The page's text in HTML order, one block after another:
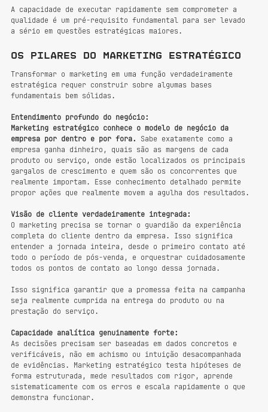
A capacidade de executar rapidamente sem comprometer a
qualidade é um pré-requisito fundamental para ser levado
a sério em questões estratégicas maiores.
Os pilares do marketing estratégico
Transformar o marketing em uma função verdadeiramente
estratégica requer construir sobre algumas bases
fundamentais bem sólidas.
Entendimento profundo do negócio:
Marketing estratégico conhece o modelo de negócio da
empresa por dentro e por fora.
Sabe exatamente como a
empresa ganha dinheiro, quais são as margens de cada
produto ou serviço, onde estão localizados os principais
gargalos de crescimento e quem são os concorrentes que
realmente importam. Esse conhecimento detalhado permite
propor ações que realmente movem a agulha dos resultados.
Visão de cliente verdadeiramente integrada:
O marketing precisa se tornar o guardião da experiência
completa do cliente dentro da empresa. Isso significa
entender a jornada inteira, desde o primeiro contato até
todo o período de pós-venda, e orquestrar cuidadosamente
todos os pontos de contato ao longo dessa jornada.
Isso significa garantir que a promessa feita na campanha
seja realmente cumprida na entrega do produto ou na
prestação do serviço.
Capacidade analítica genuinamente forte:
As decisões precisam ser baseadas em dados concretos e
verificáveis, não em achismo ou intuição desacompanhada
de evidências. Marketing estratégico testa hipóteses de
forma estruturada, mede resultados com rigor, aprende
sistematicamente com os erros e escala rapidamente o que
demonstra funcionar.